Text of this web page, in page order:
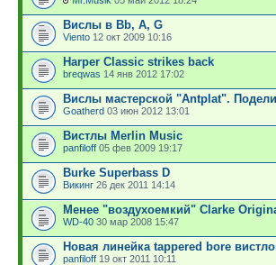
Вислы в Bb, A, G
Viento 12 окт 2009 10:16
Harper Classic strikes back
breqwas 14 янв 2012 17:02
Вислы мастерской "Antplat".
Goatherd 03 июн 2012 13:01
Вистлы Merlin Music
panfiloff 05 фев 2009 19:17
Burke Superbass D
Викинг 26 дек 2011 14:14
Менее "воздухоемкий" Clarke
WD-40 30 мар 2008 15:47
Новая линейка tappered bore
panfiloff 19 окт 2011 10:11